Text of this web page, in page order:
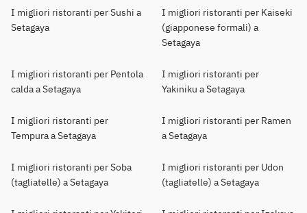
I migliori ristoranti per Sushi a
Setagaya
I migliori ristoranti per Kaiseki
(giapponese formali) a
Setagaya
I migliori ristoranti per Pentola
calda a Setagaya
I migliori ristoranti per
Yakiniku a Setagaya
I migliori ristoranti per
Tempura a Setagaya
I migliori ristoranti per Ramen
a Setagaya
I migliori ristoranti per Soba
(tagliatelle) a Setagaya
I migliori ristoranti per Udon
(tagliatelle) a Setagaya